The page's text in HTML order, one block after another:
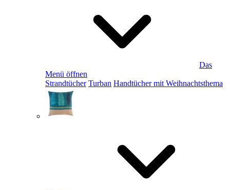
Das
Menü öffnen
Strandtücher Turban Handtücher mit Weihnachtsthema